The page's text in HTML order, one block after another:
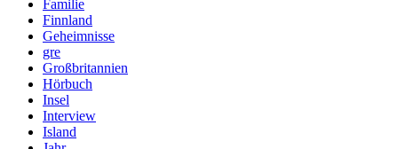
Familie
Finnland
Geheimnisse
gre
Großbritannien
Hörbuch
Insel
Interview
Island